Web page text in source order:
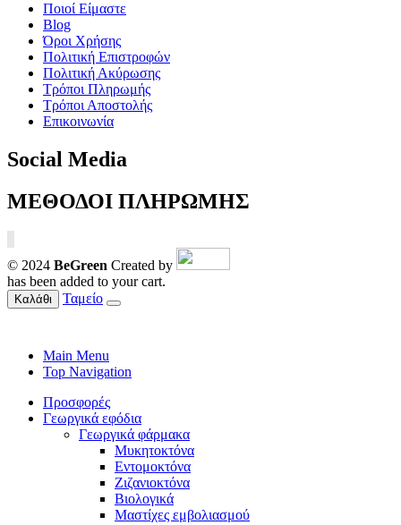
Ποιοί Είμαστε
Blog
Όροι Χρήσης
Πολιτική Επιστροφών
Πολιτική Ακύρωσης
Τρόποι Πληρωμής
Τρόποι Αποστολής
Επικοινωνία
Social Media
ΜΕΘΟΔΟΙ ΠΛΗΡΩΜΗΣ
© 2024 BeGreen Created by
has been added to your cart.
Καλάθι Ταμείο
Main Menu
Top Navigation
Προσφορές
Γεωργικά εφόδια
Γεωργικά φάρμακα
Μυκητοκτόνα
Εντομοκτόνα
Ζιζανιοκτόνα
Βιολογικά
Μαστίχες εμβολιασμού